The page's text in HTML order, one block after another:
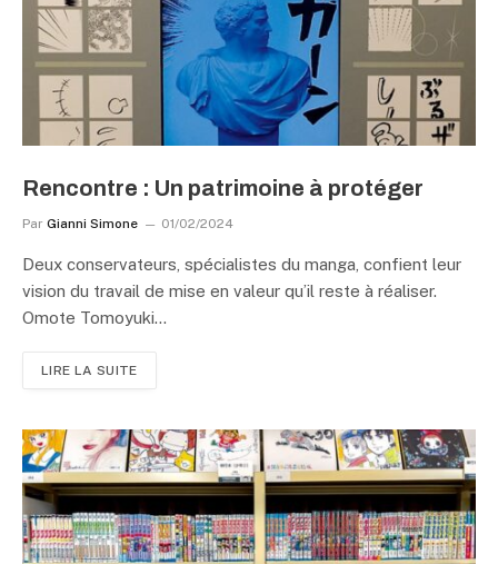
Rencontre : Un patrimoine à protéger
Par Gianni Simone 01/02/2024
Deux conservateurs, spécialistes du manga, confient leur
vision du travail de mise en valeur qu’il reste à réaliser.
Omote Tomoyuki…
LIRE LA SUITE